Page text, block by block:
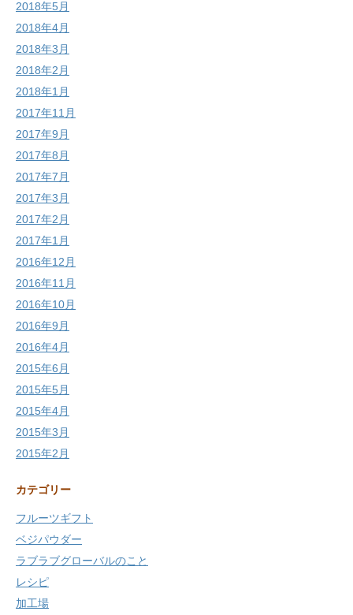
2018年5月
2018年4月
2018年3月
2018年2月
2018年1月
2017年11月
2017年9月
2017年8月
2017年7月
2017年3月
2017年2月
2017年1月
2016年12月
2016年11月
2016年10月
2016年9月
2016年4月
2015年6月
2015年5月
2015年4月
2015年3月
2015年2月
カテゴリー
フルーツギフト
ベジパウダー
ラブラブグローバルのこと
レシピ
加工場